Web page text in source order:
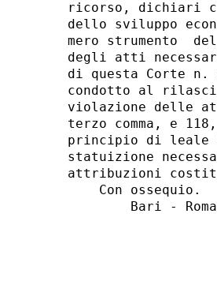
ricorso, dichiari
dello sviluppo
mero strumento
degli atti
di questa Corte n.
condotto al
violazione delle
terzo comma, e
principio di leale
statuizione
attribuzioni
    Con ossequio.
Bari -